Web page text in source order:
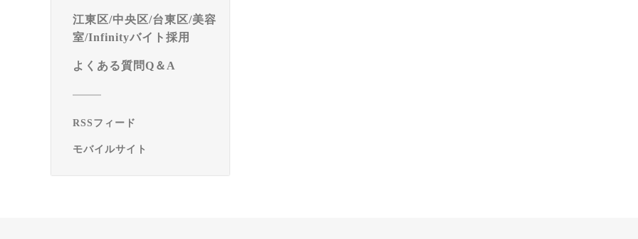
江東区/中央区/台東区/美容
室/Infinityバイト採用
よくある質問Q＆A
RSSフィード
モバイルサイト